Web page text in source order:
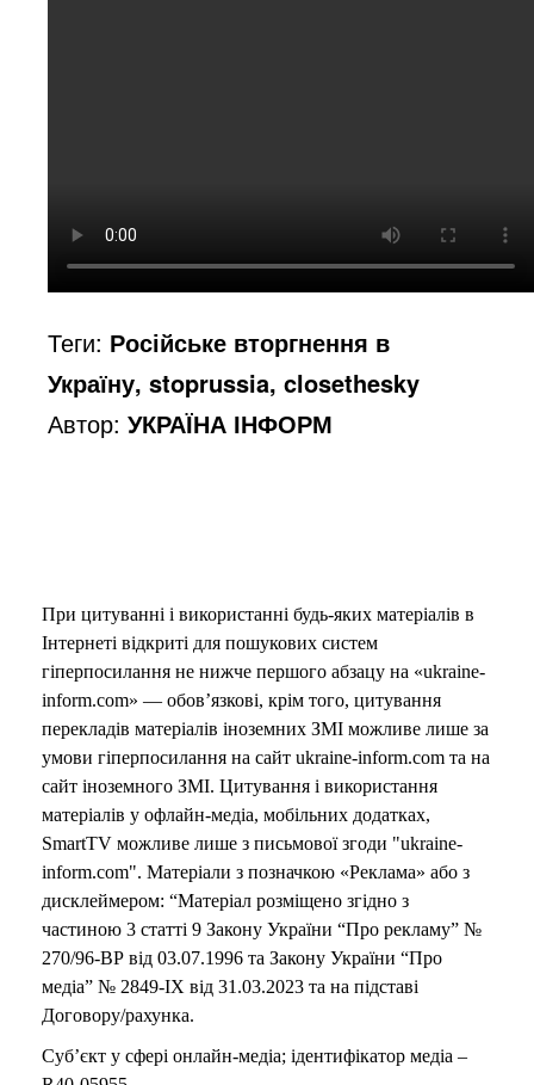
Теги: Російське вторгнення в
Україну, stoprussia, closethesky
Автор:УКРАЇНА ІНФОРМ
При цитуванні і використанні будь-яких матеріалів в
Інтернеті відкриті для пошукових систем
гіперпосилання не нижче першого абзацу на «ukraine-
inform.com» — обов’язкові, крім того, цитування
перекладів матеріалів іноземних ЗМІ можливе лише за
умови гіперпосилання на сайт ukraine-inform.com та на
сайт іноземного ЗМІ. Цитування і використання
матеріалів у офлайн-медіа, мобільних додатках,
SmartTV можливе лише з письмової згоди "ukraine-
inform.com". Матеріали з позначкою «Реклама» або з
дисклеймером: “Матеріал розміщено згідно з
частиною 3 статті 9 Закону України “Про рекламу” №
270/96-ВР від 03.07.1996 та Закону України “Про
медіа” № 2849-IX від 31.03.2023 та на підставі
Договору/рахунка.
Суб’єкт у сфері онлайн-медіа; ідентифікатор медіа –